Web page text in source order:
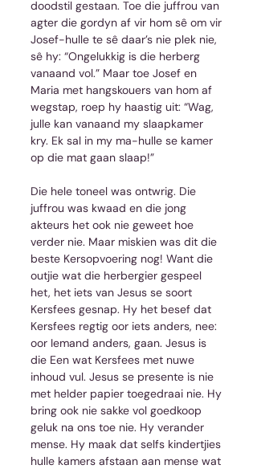
doodstil gestaan. Toe die juffrou van
agter die gordyn af vir hom sê om vir
Josef-hulle te sê daar’s nie plek nie,
sê hy: “Ongelukkig is die herberg
vanaand vol.” Maar toe Josef en
Maria met hangskouers van hom af
wegstap, roep hy haastig uit: “Wag,
julle kan vanaand my slaapkamer
kry. Ek sal in my ma-hulle se kamer
op die mat gaan slaap!”
Die hele toneel was ontwrig. Die
juffrou was kwaad en die jong
akteurs het ook nie geweet hoe
verder nie. Maar miskien was dit die
beste Kersopvoering nog! Want die
outjie wat die herbergier gespeel
het, het iets van Jesus se soort
Kersfees gesnap. Hy het besef dat
Kersfees regtig oor iets anders, nee:
oor Iemand anders, gaan. Jesus is
die Een wat Kersfees met nuwe
inhoud vul. Jesus se presente is nie
met helder papier toegedraai nie. Hy
bring ook nie sakke vol goedkoop
geluk na ons toe nie. Hy verander
mense. Hy maak dat selfs kindertjies
hulle kamers afstaan aan mense wat